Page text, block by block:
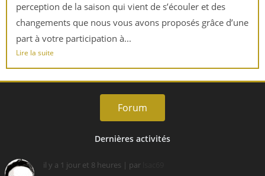
perception de la saison qui vient de s’écouler et des
changements que nous vous avons proposés grâce d’une
part à votre participation à...
Lire la suite
Forum
Dernières activités
il y a 1 jour et 8 heures | par